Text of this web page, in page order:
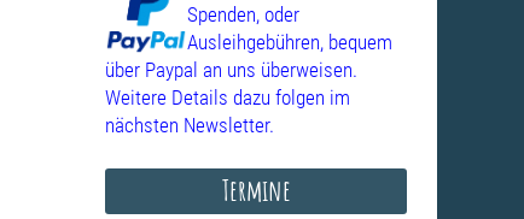
Spenden, oder
Ausleihgebühren, bequem
über Paypal an uns überweisen.
Weitere Details dazu folgen im
nächsten Newsletter.
Termine